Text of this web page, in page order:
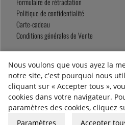
Politique de confidentialité
Carte-cadeau
Conditions générales de Vente
2026
Nous voulons que vous ayez la
notre site, c'est pourquoi nous
cliquant sur « Accepter tous »,
cookies dans votre navigateur.
paramètres des cookies, cliquez
Paramètres
Accepter